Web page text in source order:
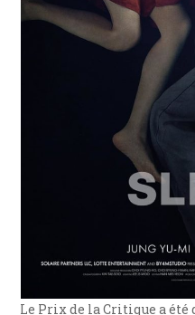
Le Prix de la Critique a été